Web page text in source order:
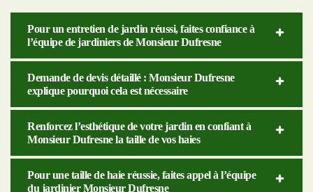
Pour un entretien de jardin réussi, faites confiance à
l’équipe de jardiniers de Monsieur Dufresne
Demande de devis détaillé : Monsieur Dufresne
explique pourquoi cela est nécessaire
Renforcez l’esthétique de votre jardin en confiant à
Monsieur Dufresne la taille de vos haies
Pour une taille de haie réussie, faites appel à l’équipe
du jardinier Monsieur Dufresne